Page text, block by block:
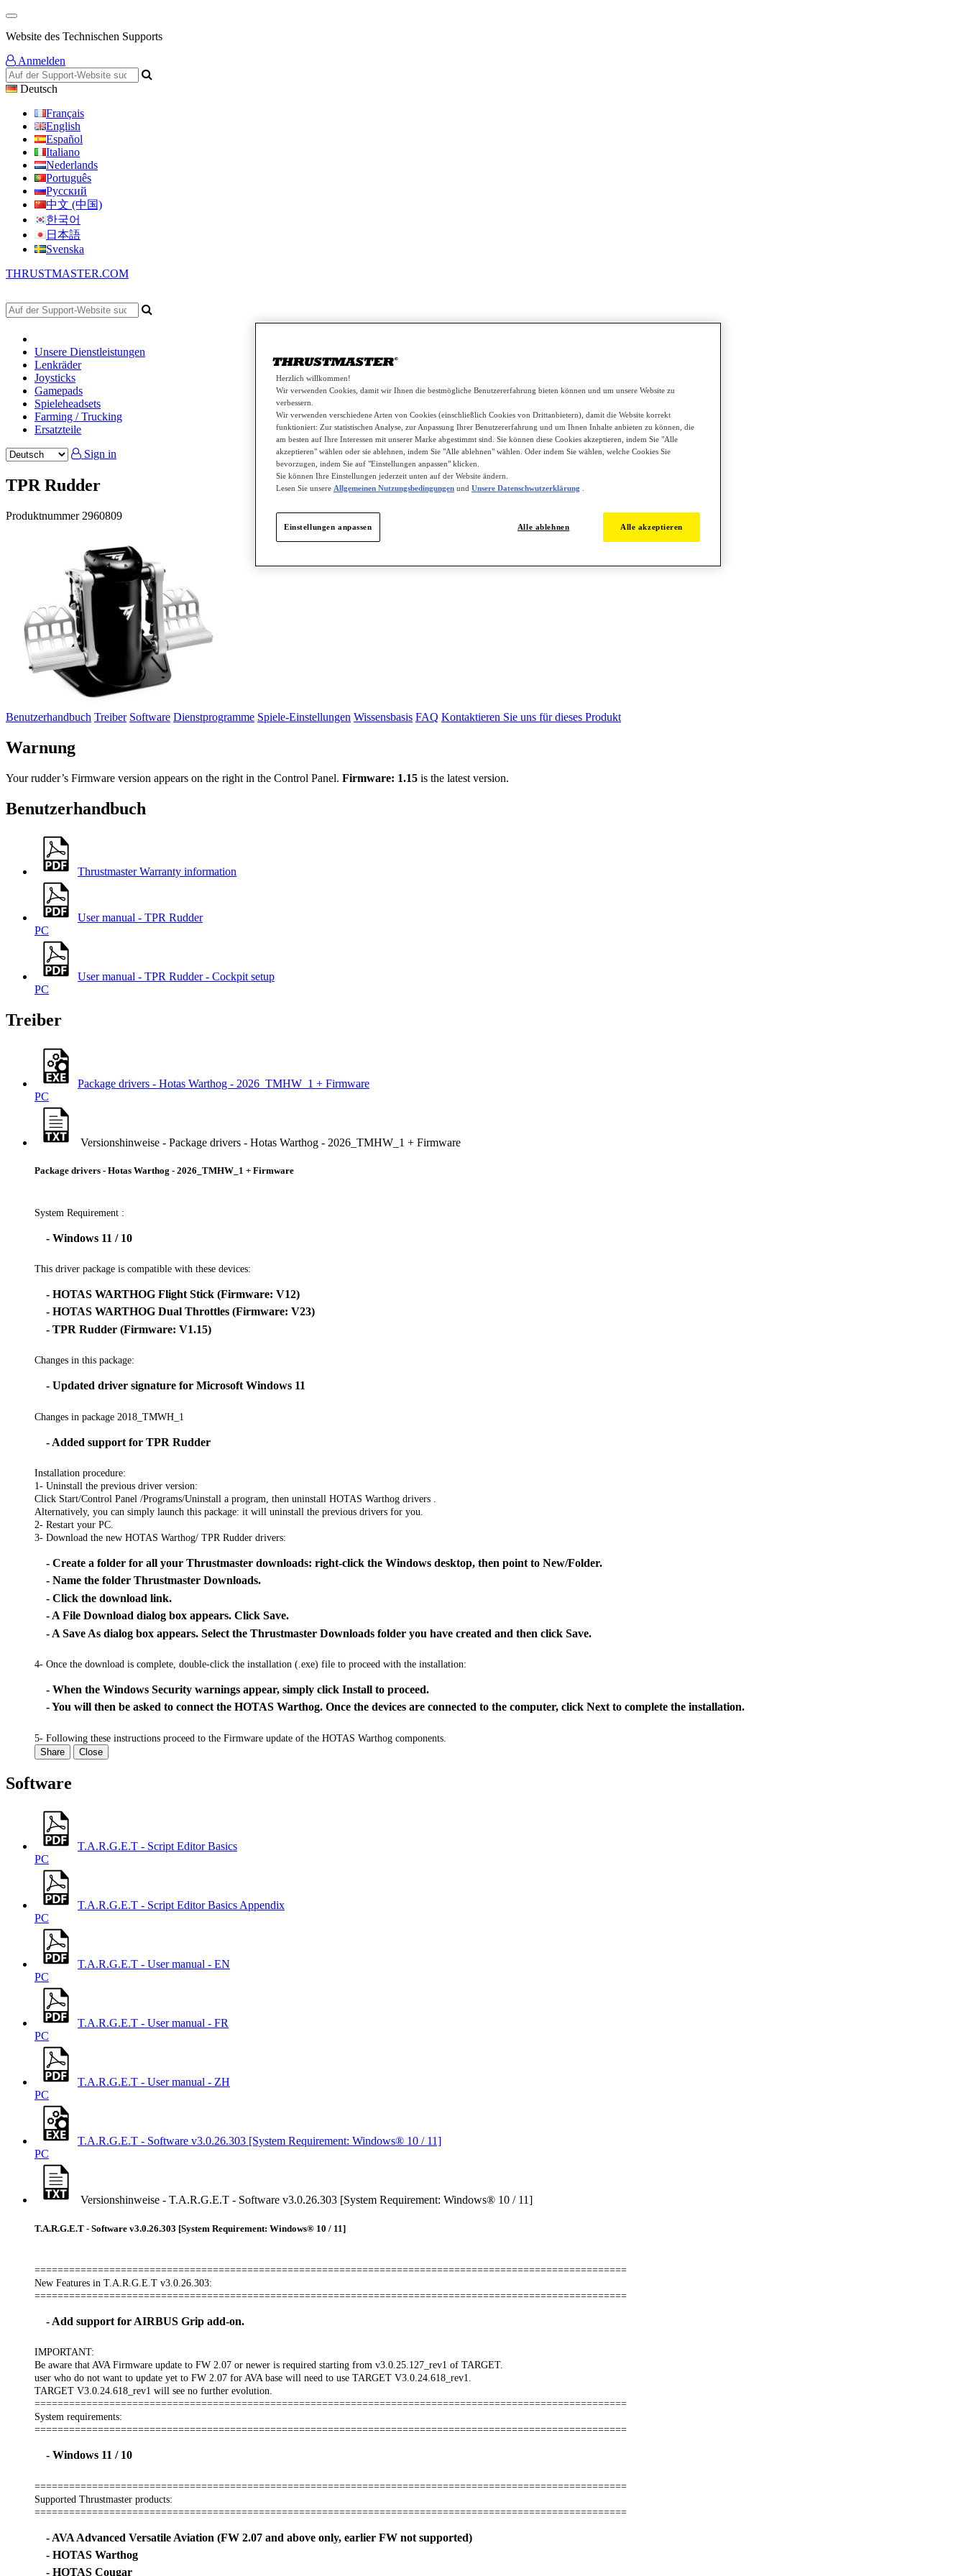
Website des Technischen Supports
Anmelden
Deutsch
Français
English
Español
Italiano
Nederlands
Português
Русский
中文 (中国)
한국어
日本語
Svenska
THRUSTMASTER.COM
Unsere Dienstleistungen
Lenkräder
Joysticks
Gamepads
Spieleheadsets
Farming / Trucking
Ersatzteile
Sign in
TPR Rudder
Produktnummer 2960809
Benutzerhandbuch Treiber Software Dienstprogramme Spiele-Einstellungen Wissensbasis FAQ Kontaktieren Sie uns für dieses Produkt
Warnung
Your rudder’s Firmware version appears on the right in the Control Panel. Firmware: 1.15 is the latest version.
Benutzerhandbuch
Thrustmaster Warranty information
User manual - TPR Rudder
PC
User manual - TPR Rudder - Cockpit setup
PC
Treiber
Package drivers - Hotas Warthog - 2026_TMHW_1 + Firmware
PC
Versionshinweise - Package drivers - Hotas Warthog - 2026_TMHW_1 + Firmware
Package drivers - Hotas Warthog - 2026_TMHW_1 + Firmware
System Requirement :
- Windows 11 / 10
This driver package is compatible with these devices:
- HOTAS WARTHOG Flight Stick (Firmware: V12)
- HOTAS WARTHOG Dual Throttles (Firmware: V23)
- TPR Rudder (Firmware: V1.15)
Changes in this package:
- Updated driver signature for Microsoft Windows 11
Changes in package 2018_TMWH_1
- Added support for TPR Rudder
Installation procedure:
1- Uninstall the previous driver version:
Click Start/Control Panel /Programs/Uninstall a program, then uninstall HOTAS Warthog drivers .
Alternatively, you can simply launch this package: it will uninstall the previous drivers for you.
2- Restart your PC.
3- Download the new HOTAS Warthog/ TPR Rudder drivers:
- Create a folder for all your Thrustmaster downloads: right-click the Windows desktop, then point to New/Folder.
- Name the folder Thrustmaster Downloads.
- Click the download link.
- A File Download dialog box appears. Click Save.
- A Save As dialog box appears. Select the Thrustmaster Downloads folder you have created and then click Save.
4- Once the download is complete, double-click the installation (.exe) file to proceed with the installation:
- When the Windows Security warnings appear, simply click Install to proceed.
- You will then be asked to connect the HOTAS Warthog. Once the devices are connected to the computer, click Next to complete the installation.
5- Following these instructions proceed to the Firmware update of the HOTAS Warthog components.
Share Close
Software
T.A.R.G.E.T - Script Editor Basics
PC
T.A.R.G.E.T - Script Editor Basics Appendix
PC
T.A.R.G.E.T - User manual - EN
PC
T.A.R.G.E.T - User manual - FR
PC
T.A.R.G.E.T - User manual - ZH
PC
T.A.R.G.E.T - Software v3.0.26.303 [System Requirement: Windows® 10 / 11]
PC
Versionshinweise - T.A.R.G.E.T - Software v3.0.26.303 [System Requirement: Windows® 10 / 11]
T.A.R.G.E.T - Software v3.0.26.303 [System Requirement: Windows® 10 / 11]
=======================================================================================================
New Features in T.A.R.G.E.T v3.0.26.303:
=======================================================================================================
- Add support for AIRBUS Grip add-on.
IMPORTANT:
Be aware that AVA Firmware update to FW 2.07 or newer is required starting from v3.0.25.127_rev1 of TARGET.
user who do not want to update yet to FW 2.07 for AVA base will need to use TARGET V3.0.24.618_rev1.
TARGET V3.0.24.618_rev1 will see no further evolution.
=======================================================================================================
System requirements:
=======================================================================================================
- Windows 11 / 10
=======================================================================================================
Supported Thrustmaster products:
=======================================================================================================
- AVA Advanced Versatile Aviation (FW 2.07 and above only, earlier FW not supported)
- HOTAS Warthog
- HOTAS Cougar
Herzlich willkommen!
Wir verwenden Cookies, damit wir Ihnen die bestmögliche Benutzererfahrung bieten können und um unsere Website zu
verbessern.
Wir verwenden verschiedene Arten von Cookies (einschließlich Cookies von Drittanbietern), damit die Website korrekt
funktioniert: Zur statistischen Analyse, zur Anpassung Ihrer Benutzererfahrung und um Ihnen Inhalte anbieten zu können, die
am besten auf Ihre Interessen mit unserer Marke abgestimmt sind. Sie können diese Cookies akzeptieren, indem Sie "Alle
akzeptieren" wählen oder sie ablehnen, indem Sie "Alle ablehnen" wählen. Oder indem Sie wählen, welche Cookies Sie
bevorzugen, indem Sie auf "Einstellungen anpassen" klicken.
Sie können Ihre Einstellungen jederzeit unten auf der Website ändern.
Lesen Sie unsere Allgemeinen Nutzungsbedingungen und Unsere Datenschwutzerklärung
Alle ablehnen Alle akzeptieren
Einstellungen anpassen